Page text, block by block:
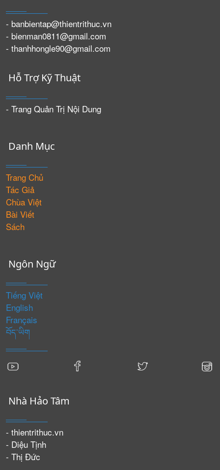
- banbientap@thientrithuc.vn
- bienman0811@gmail.com
- thanhhongle90@gmail.com
Hỗ Trợ Kỹ Thuật
- Trang Quản Trị Nội Dung
Danh Mục
Trang Chủ
Tác Giả
Chùa Việt
Bài Viết
Sách
Ngôn Ngữ
Tiếng Việt
English
Français
བོད་ཡིག
Nhà Hảo Tâm
- thientrithuc.vn
- Diệu Tịnh
- Thị Đức